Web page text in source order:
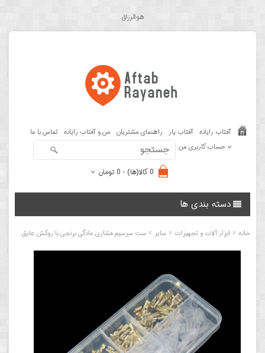
هوالرزاق
آفتاب رایانه آفتاب یار راهنمای مشتریان من و آفتاب رایانه تماس با ما
حساب کاربری من
0 کالا(ها) - 0 تومان
دسته بندی ها
خانه » ابزار آلات و تجهیزات » سایر » ست سرسیم فشاری مادگی برنجی با روکش عایق